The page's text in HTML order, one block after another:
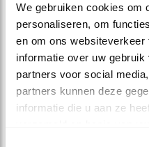
We gebruiken cookies om
personaliseren, om
en om ons
informatie over uw
partners voor social
partners kunnen deze
informatie die u aan ze
DEEL DIT
Pril geluk